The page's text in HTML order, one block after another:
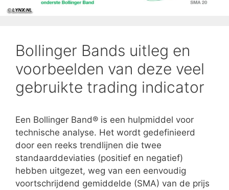
Bollinger Bands uitleg en
voorbeelden van deze veel
gebruikte trading indicator
Een Bollinger Band® is een hulpmiddel voor
technische analyse. Het wordt gedefinieerd
door een reeks trendlijnen die twee
standaarddeviaties (positief en negatief)
hebben uitgezet, weg van een eenvoudig
voortschrijdend gemiddelde (SMA) van de prijs